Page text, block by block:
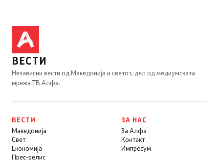
ВЕСТИ
Независни вести од Македонија и светот, дел од медиумската
мрежа ТВ Алфа.
ВЕСТИ
Македонија
Свет
Економија
Прес-релис
ЗА НАС
За Алфа
Контакт
Импресум